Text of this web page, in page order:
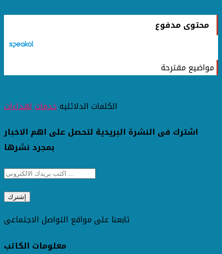
محتوى مدفوع
مواضيع مقترحة
الكلمات الدلائليهخدماتاهداءات
اشترك فى النشرة البريدية لتحصل على اهم الاخبار
بمجرد نشرها
تابعنا على مواقع التواصل الاجتماعى
معلومات الكاتب